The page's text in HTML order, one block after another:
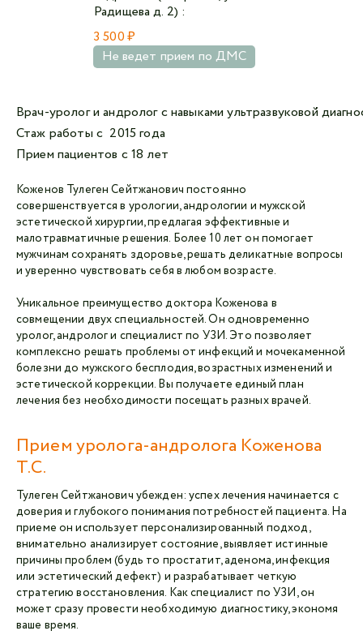
Радищева д. 2) :
3 500 ₽
Не ведет прием по ДМС
Врач-уролог и андролог с навыками ультразвуковой
Стаж работы с 2015 года
Прием пациентов с 18 лет
Коженов Тулеген Сейтжанович постоянно
совершенствуется в урологии, андрологии и мужской
эстетической хирургии, предлагая эффективные и
малотравматичные решения. Более 10 лет он помогает
мужчинам сохранять здоровье, решать деликатные вопросы
и уверенно чувствовать себя в любом возрасте.
Уникальное преимущество доктора Коженова в
совмещении двух специальностей. Он одновременно
уролог, андролог и специалист по УЗИ. Это позволяет
комплексно решать проблемы от инфекций и мочекаменной
болезни до мужского бесплодия, возрастных изменений и
эстетической коррекции. Вы получаете единый план
лечения без необходимости посещать разных врачей.
Прием уролога-андролога Коженова
Т.С.
Тулеген Сейтжанович убежден: успех лечения начинается с
доверия и глубокого понимания потребностей пациента. На
приеме он использует персонализированный подход,
внимательно анализирует состояние, выявляет истинные
причины проблем (будь то простатит, аденома, инфекция
или эстетический дефект) и разрабатывает четкую
стратегию восстановления. Как специалист по УЗИ, он
может сразу провести необходимую диагностику, экономя
ваше время.
обработку персональных данных СМК «Медгард»